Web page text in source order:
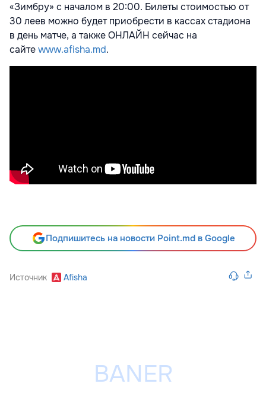
«Зимбру» с началом в 20:00. Билеты стоимостью от
30 леев можно будет приобрести в кассах стадиона
в день матче, а также ОНЛАЙН сейчас на
сайтеwww.afisha.md.
Подпишитесь на новости Point.md в Google
Источник Afisha